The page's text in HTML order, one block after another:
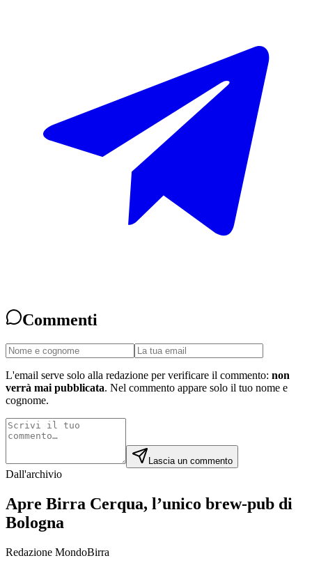
Commenti
L'email serve solo alla redazione per verificare il commento: non
verrà mai pubblicata. Nel commento appare solo il tuo nome e
cognome.
Lascia un commento
Dall'archivio
Apre Birra Cerqua, l’unico brew-pub di
Bologna
Redazione MondoBirra